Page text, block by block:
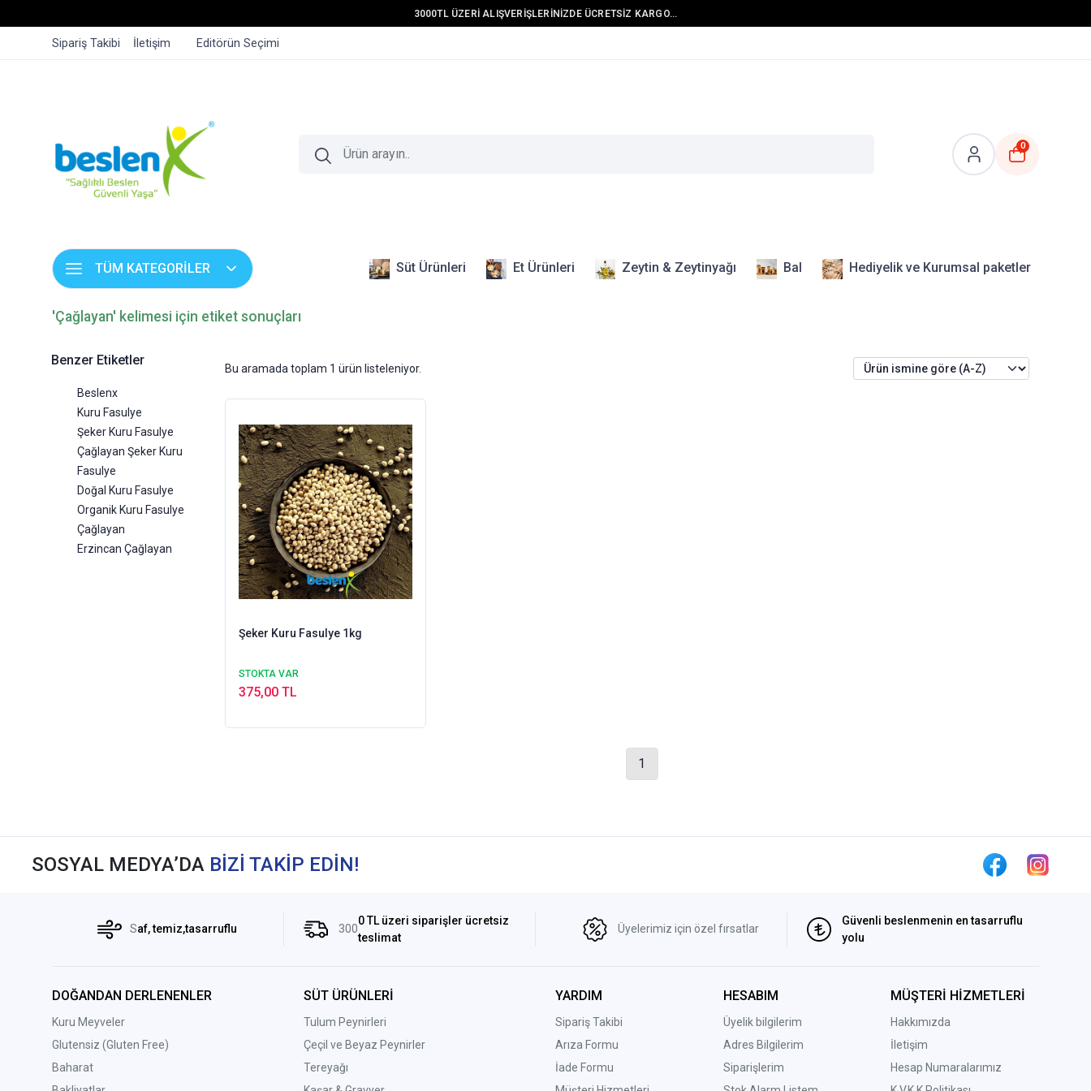
3000TL ÜZERİ ALIŞVERİŞLERİNİZDE ÜCRETSİZ KARGO...
Sipariş Takibi İletişim Editörün Seçimi
0
TÜM KATEGORİLER Süt Ürünleri Et Ürünleri Zeytin & Zeytinyağı Bal Hediyelik ve Kurumsal paketler
'Çağlayan' kelimesi için etiket sonuçları
Benzer Etiketler
Beslenx
Kuru Fasulye
Şeker Kuru Fasulye
Çağlayan Şeker Kuru
Fasulye
Doğal Kuru Fasulye
Organik Kuru Fasulye
Çağlayan
Erzincan Çağlayan
Bu aramada toplam 1 ürün listeleniyor.
Şeker Kuru Fasulye 1kg
STOKTA VAR
375,00 TL
1
SOSYAL MEDYA’DA BİZİ TAKİP EDİN!
Saf, temiz,tasarruflu 300
0 TL üzeri siparişler ücretsiz
teslimat
Üyelerimiz için özel fırsatlar
Güvenli beslenmenin en tasarruflu
yolu
DOĞANDAN DERLENENLER
Kuru Meyveler
Glutensiz (Gluten Free)
Baharat
SÜT ÜRÜNLERİ
Tulum Peynirleri
Çeçil ve Beyaz Peynirler
Tereyağı
YARDIM
Sipariş Takibi
Arıza Formu
İade Formu
HESABIM
Üyelik bilgilerim
Adres Bilgilerim
Siparişlerim
MÜŞTERİ HİZMETLERİ
Hakkımızda
İletişim
Hesap Numaralarımız